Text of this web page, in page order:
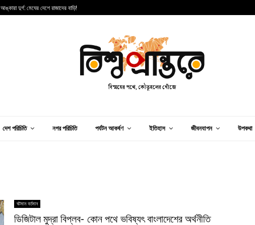
আঙ্কারা দুর্গ: মেঘের দেশে রাজাদের বাড়ি!
দেশ পরিচিতি নগর পরিচিতি পর্যটন আকর্ষণ ইতিহাস জীবনযাপন উপকথা
ঘটমান বর্তমান
ডিজিটাল মুদ্রা বিপ্লব- কোন পথে ভবিষ্যৎ বাংলাদেশের অর্থনীতি